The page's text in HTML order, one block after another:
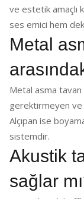
ve estetik amaçlı
ses emici hem
Metal
Metal asma tavan
gerektirmeyen ve
Alçıpan ise
sistemdir.
Akustik
sağlar